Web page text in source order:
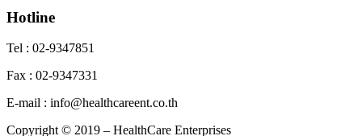
Hotline
Tel : 02-9347851
Fax : 02-9347331
E-mail : info@healthcareent.co.th
Copyright © 2019 – HealthCare Enterprises